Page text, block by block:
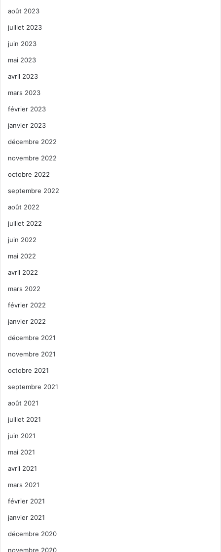
août 2023
juillet 2023
juin 2023
mai 2023
avril 2023
mars 2023
février 2023
janvier 2023
décembre 2022
novembre 2022
octobre 2022
septembre 2022
août 2022
juillet 2022
juin 2022
mai 2022
avril 2022
mars 2022
février 2022
janvier 2022
décembre 2021
novembre 2021
octobre 2021
septembre 2021
août 2021
juillet 2021
juin 2021
mai 2021
avril 2021
mars 2021
février 2021
janvier 2021
décembre 2020
novembre 2020